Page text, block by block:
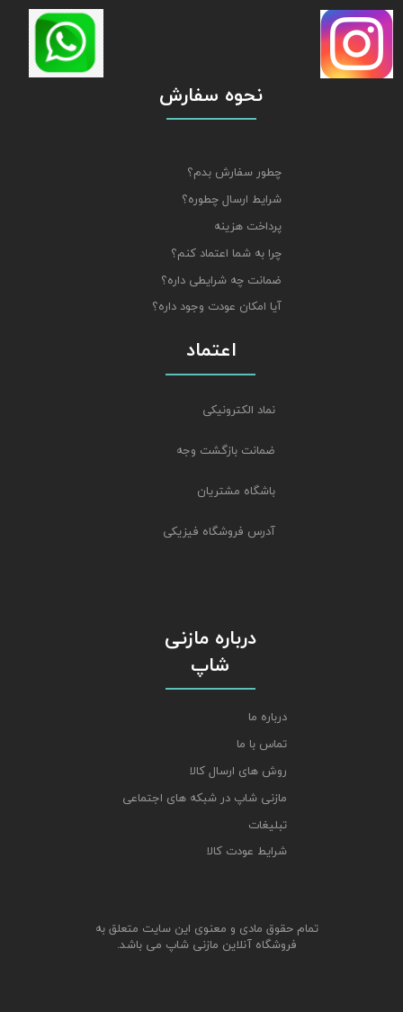
نحوه سفارش
چطور سفارش بدم؟
شرایط ارسال چطوره؟
پرداخت هزینه
چرا به شما اعتماد کنم؟
ضمانت چه شرایطی داره؟
آیا امکان عودت وجود داره؟
تمام حقوق مادی و معنوی این سایت متعلق به
فروشگاه آنلاین مازنی شاپ می باشد.
اعتماد
نماد الکترونیکی
ضمانت بازگشت وجه
باشگاه مشتریان
آدرس فروشگاه فیزیکی
درباره مازنی
شاپ
درباره ما
تماس با ما
روش های ارسال کالا
مازنی شاپ در شبکه های اجتماعی
تبلیغات
شرایط عودت کالا